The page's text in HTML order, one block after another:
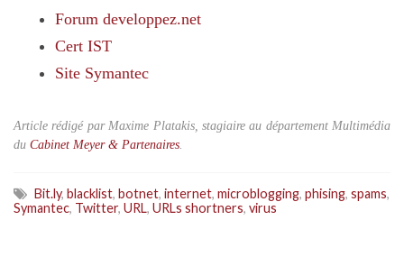
Forum developpez.net
Cert IST
Site Symantec
Article rédigé par Maxime Platakis, stagiaire au département Multimédia
du Cabinet Meyer & Partenaires.
Bit.ly, blacklist, botnet, internet, microblogging, phising, spams,
Symantec, Twitter, URL, URLs shortners, virus